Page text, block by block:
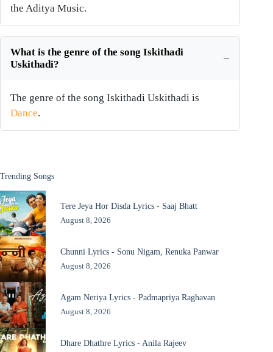
the Aditya Music.
What is the genre of the song Iskithadi
Uskithadi?
The genre of the song Iskithadi Uskithadi is
Dance.
Trending Songs
Tere Jeya Hor Disda Lyrics - Saaj Bhatt
August 8, 2026
Chunni Lyrics - Sonu Nigam, Renuka Panwar
August 8, 2026
Agam Neriya Lyrics - Padmapriya Raghavan
August 8, 2026
Dhare Dhathre Lyrics - Anila Rajeev